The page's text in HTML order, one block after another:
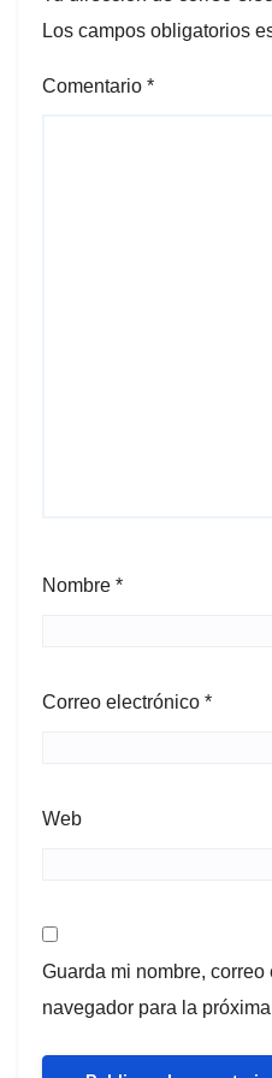
Los campos obligatorios
Comentario *
Nombre *
Correo electrónico *
Web
Guarda mi nombre,
navegador para la